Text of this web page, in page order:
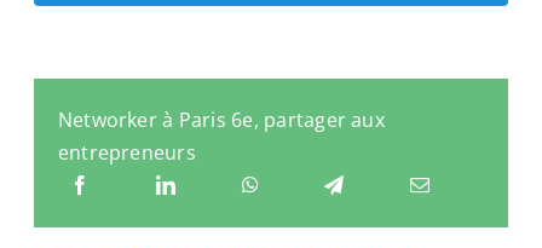
Networker à Paris 6e, partager aux
entrepreneurs